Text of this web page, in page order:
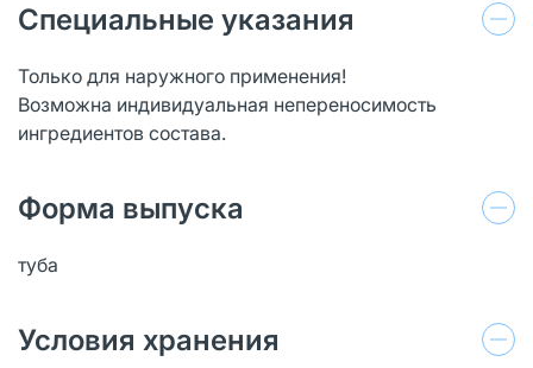
Специальные указания
Только для наружного применения!
Возможна индивидуальная непереносимость
ингредиентов состава.
Форма выпуска
туба
Условия хранения